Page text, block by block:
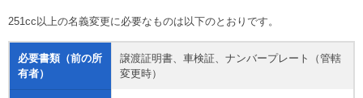
251cc以上の名義変更に必要なものは以下のとおりです。
必要書類（前の所
有者）
譲渡証明書、車検証、ナンバープレート（管轄
変更時）